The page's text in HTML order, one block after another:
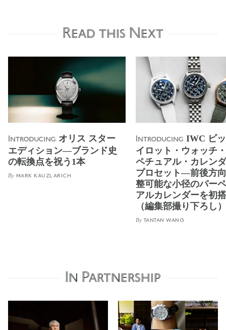
Read this Next
Introducing オリス スター
エディション―ブランド史
の転換点を祝う1本
By MARK KAUZLARICH
Introducing IWC ビ
イロット・ウォッチ
ペチュアル・カレン
プロセット―前後方
整可能な小径のパー
アルカレンダーを初
（編集部撮り下ろし）
By TANTAN WANG
In Partnership